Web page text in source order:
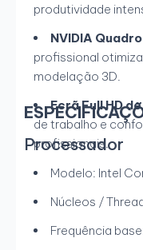
produtividade
NVIDIA
profissional
modelação 3D.
Ecrã Full HD
de trabalho e
profissionais.
Processador
Modelo: Intel
Núcleos /
Frequência